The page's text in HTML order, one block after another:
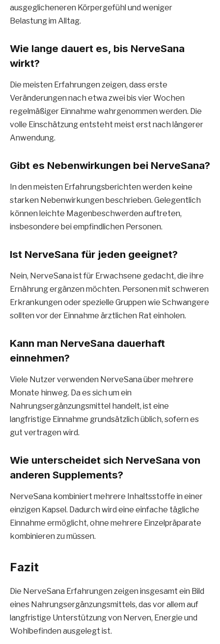
ausgeglicheneren Körpergefühl und weniger
Belastung im Alltag.
Wie lange dauert es, bis NerveSana
wirkt?
Die meisten Erfahrungen zeigen, dass erste
Veränderungen nach etwa zwei bis vier Wochen
regelmäßiger Einnahme wahrgenommen werden. Die
volle Einschätzung entsteht meist erst nach längerer
Anwendung.
Gibt es Nebenwirkungen bei NerveSana?
In den meisten Erfahrungsberichten werden keine
starken Nebenwirkungen beschrieben. Gelegentlich
können leichte Magenbeschwerden auftreten,
insbesondere bei empfindlichen Personen.
Ist NerveSana für jeden geeignet?
Nein, NerveSana ist für Erwachsene gedacht, die ihre
Ernährung ergänzen möchten. Personen mit schweren
Erkrankungen oder spezielle Gruppen wie Schwangere
sollten vor der Einnahme ärztlichen Rat einholen.
Kann man NerveSana dauerhaft
einnehmen?
Viele Nutzer verwenden NerveSana über mehrere
Monate hinweg. Da es sich um ein
Nahrungsergänzungsmittel handelt, ist eine
langfristige Einnahme grundsätzlich üblich, sofern es
gut vertragen wird.
Wie unterscheidet sich NerveSana von
anderen Supplements?
NerveSana kombiniert mehrere Inhaltsstoffe in einer
einzigen Kapsel. Dadurch wird eine einfache tägliche
Einnahme ermöglicht, ohne mehrere Einzelpräparate
kombinieren zu müssen.
Fazit
Die NerveSana Erfahrungen zeigen insgesamt ein Bild
eines Nahrungsergänzungsmittels, das vor allem auf
langfristige Unterstützung von Nerven, Energie und
Wohlbefinden ausgelegt ist.